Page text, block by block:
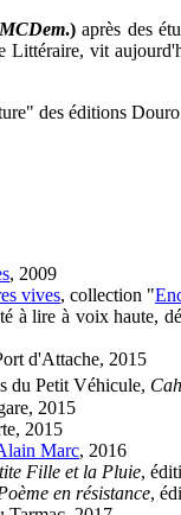
.)après des
Littéraire, vit
des éditions
, 2009
vives, collection "
à lire à voix haute,
d'Attache, 2015
du Petit Véhicule,
2015
2015
Marc, 2016
Fille et la Pluie,
en résistance,